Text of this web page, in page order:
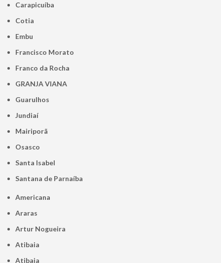
Carapicuíba
Cotia
Embu
Francisco Morato
Franco da Rocha
GRANJA VIANA
Guarulhos
Jundiaí
Mairiporã
Osasco
Santa Isabel
Santana de Parnaíba
Americana
Araras
Artur Nogueira
Atibaia
Atibaia